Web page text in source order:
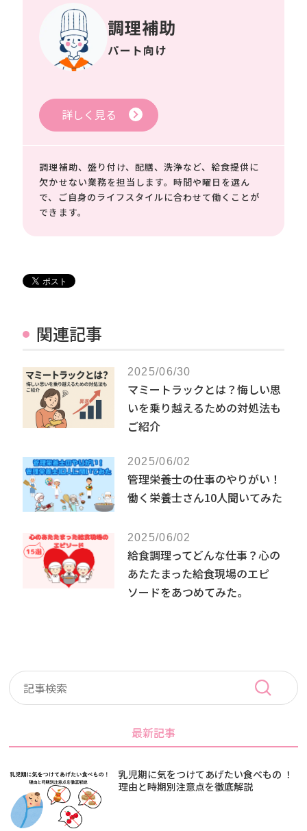
調理補助
パート向け
詳しく見る
調理補助、盛り付け、配膳、洗浄など、給食提供に
欠かせない業務を担当します。時間や曜日を選ん
で、ご自身のライフスタイルに合わせて働くことが
できます。
関連記事
2025/06/30
マミートラックとは？悔しい思
いを乗り越えるための対処法も
ご紹介
2025/06/02
管理栄養士の仕事のやりがい！
働く栄養士さん10人聞いてみた
2025/06/02
給食調理ってどんな仕事？心の
あたたまった給食現場のエピ
ソードをあつめてみた。
最新記事
乳児期に気をつけてあげたい食べもの ！
理由と時期別注意点を徹底解説